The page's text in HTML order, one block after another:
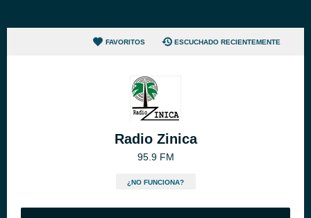
FAVORITOS ESCUCHADO RECIENTEMENTE
Radio Zinica
95.9 FM
¿NO FUNCIONA?